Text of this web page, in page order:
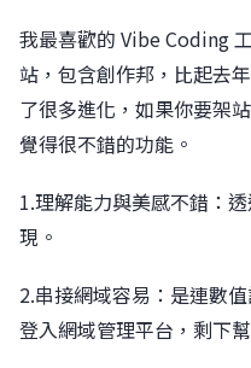
我最喜歡的 Vibe Coding
站，包含創作邦，比起去
了很多進化，如果你要架
覺得很不錯的功能。
1.理解能力與美感不錯：
現。
2.串接網域容易：是連數
登入網域管理平台，剩下